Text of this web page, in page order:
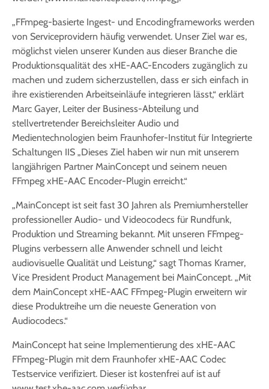
„FFmpeg-basierte Ingest- und Encodingframeworks werden
von Serviceprovidern häufig verwendet. Unser Ziel war es,
möglichst vielen unserer Kunden aus dieser Branche die
Produktionsqualität des xHE-AAC-Encoders zugänglich zu
machen und zudem sicherzustellen, dass er sich einfach in
ihre existierenden Arbeitseinläufe integrieren lässt,“ erklärt
Marc Gayer, Leiter der Business-Abteilung und
stellvertretender Bereichsleiter Audio und
Medientechnologien beim Fraunhofer-Institut für Integrierte
Schaltungen IIS „Dieses Ziel haben wir nun mit unserem
langjährigen Partner MainConcept und seinem neuen
FFmpeg xHE-AAC Encoder-Plugin erreicht.“
„MainConcept ist seit fast 30 Jahren als Premiumhersteller
professioneller Audio- und Videocodecs für Rundfunk,
Produktion und Streaming bekannt. Mit unseren FFmpeg-
Plugins verbessern alle Anwender schnell und leicht
audiovisuelle Qualität und Leistung,“ sagt Thomas Kramer,
Vice President Product Management bei MainConcept. „Mit
dem MainConcept xHE-AAC FFmpeg-Plugin erweitern wir
diese Produktreihe um die neueste Generation von
Audiocodecs.“
MainConcept hat seine Implementierung des xHE-AAC
FFmpeg-Plugin mit dem Fraunhofer xHE-AAC Codec
Testservice verifiziert. Dieser ist kostenfrei auf ist auf